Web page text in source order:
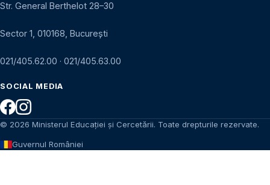
Str. General Berthelot 28–30
Sector 1, 010168, București
021/405.62.00 · 021/405.63.00
SOCIAL MEDIA
© 2026 Ministerul Educației și Cercetării. Toate drepturile rezervate.
Guvernul României